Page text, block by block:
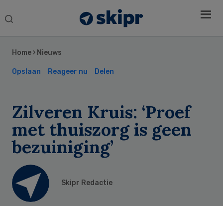
Search
Home › Nieuws
Opslaan Reageer nu Delen
Zilveren Kruis: ‘Proef
met thuiszorg is geen
bezuiniging’
Skipr Redactie
Sidebar